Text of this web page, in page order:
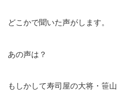
どこかで聞いた声がします。
あの声は？
もしかして寿司屋の大将・笹山